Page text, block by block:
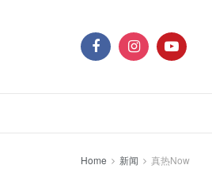
Home 新闻 真热Now